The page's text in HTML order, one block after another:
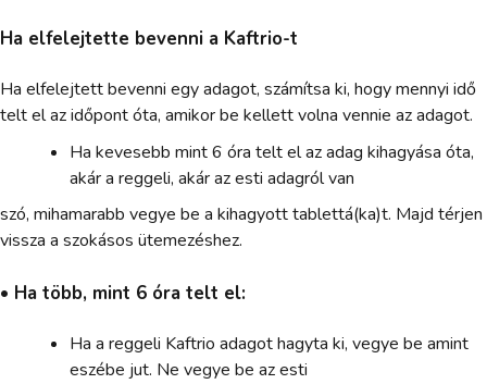
Ha elfelejtette bevenni a Kaftrio-t
Ha elfelejtett bevenni egy adagot, számítsa ki, hogy mennyi idő
telt el az időpont óta, amikor be kellett volna vennie az adagot.
Ha kevesebb mint 6 óra telt el az adag kihagyása óta,
akár a reggeli, akár az esti adagról van
szó, mihamarabb vegye be a kihagyott tablettá(ka)t. Majd térjen
vissza a szokásos ütemezéshez.
• Ha több, mint 6 óra telt el:
Ha a reggeli Kaftrio adagot hagyta ki, vegye be amint
eszébe jut. Ne vegye be az esti